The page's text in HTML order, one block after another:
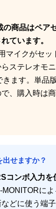
の商品はペア
ています。
マイクがセッ
ステレオモ
ます。単品
、購入時は
せますか？
コンボ入力を
に
どに使う端